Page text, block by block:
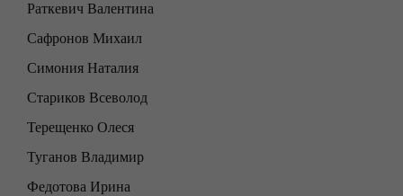
Раткевич Валентина
Сафронов Михаил
Симония Наталия
Стариков Всеволод
Терещенко Олеся
Туганов Владимир
Федотова Ирина